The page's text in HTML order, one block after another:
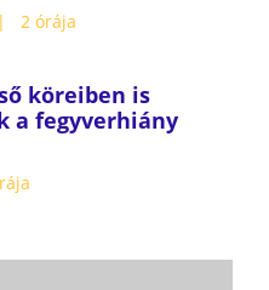
2 órája
köreiben is
a fegyverhiány